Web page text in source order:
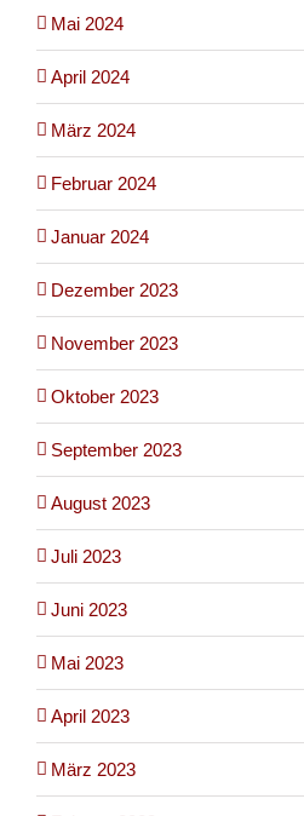
Mai 2024
April 2024
März 2024
Februar 2024
Januar 2024
Dezember 2023
November 2023
Oktober 2023
September 2023
August 2023
Juli 2023
Juni 2023
Mai 2023
April 2023
März 2023